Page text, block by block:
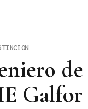
Galfor